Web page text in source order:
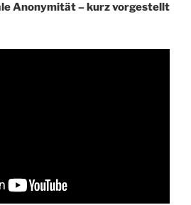
Anonymität – kurz vorgestellt